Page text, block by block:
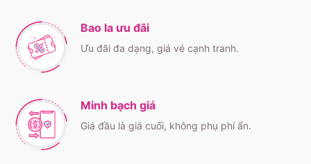
Bao la ưu đãi
Ưu đãi đa dạng, giá vé cạnh tranh.
Minh bạch giá
Giá đầu là giá cuối, không phụ phí ẩn.